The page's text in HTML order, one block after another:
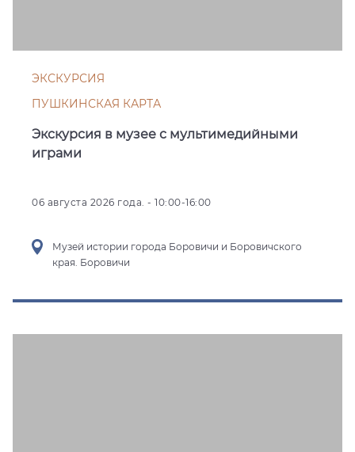
ЭКСКУРСИЯ
ПУШКИНСКАЯ КАРТА
Экскурсия в музее с мультимедийными
играми
06 августа 2026 года. - 10:00-16:00
Музей истории города Боровичи и Боровичского
края. Боровичи